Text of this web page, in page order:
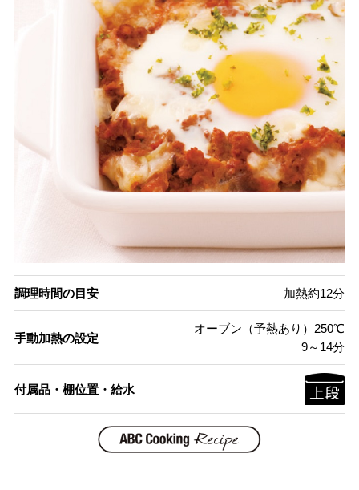
調理時間の目安 加熱約12分
手動加熱の設定
オーブン（予熱あり）250℃
9～14分
付属品・棚位置・給水